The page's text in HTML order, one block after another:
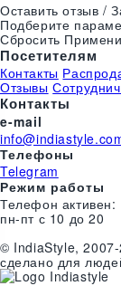
Оставить отзыв /
Подберите
Сбросить
Посетителям
Контакты
Отзывы
Контакты
e-mail
Телефоны
Telegram
Режим работы
Телефон активен:
пн-пт с 10 до 20
© IndiaStyle,
сделано для